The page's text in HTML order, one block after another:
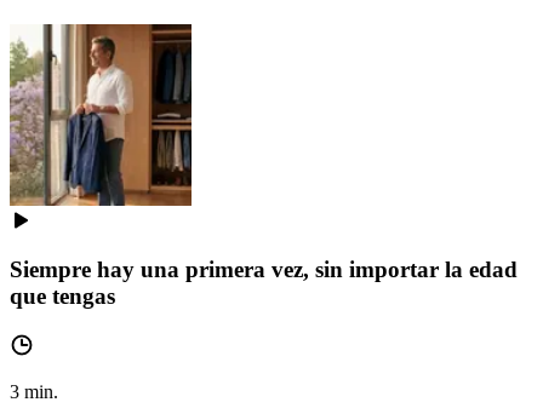
Siempre hay una primera vez, sin importar la edad
que tengas
3 min.